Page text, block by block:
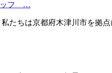
ッフ …
たちは京都府木津川市を拠